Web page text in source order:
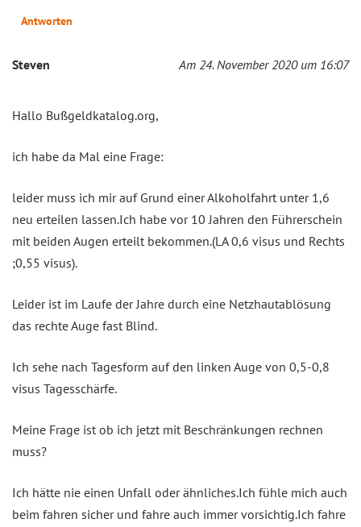
Antworten
Steven Am 24. November 2020 um 16:07
Hallo Bußgeldkatalog.org,
ich habe da Mal eine Frage:
leider muss ich mir auf Grund einer Alkoholfahrt unter 1,6
neu erteilen lassen.Ich habe vor 10 Jahren den Führerschein
mit beiden Augen erteilt bekommen.(LA 0,6 visus und Rechts
;0,55 visus).
Leider ist im Laufe der Jahre durch eine Netzhautablösung
das rechte Auge fast Blind.
Ich sehe nach Tagesform auf den linken Auge von 0,5-0,8
visus Tagesschärfe.
Meine Frage ist ob ich jetzt mit Beschränkungen rechnen
muss?
Ich hätte nie einen Unfall oder ähnliches.Ich fühle mich auch
beim fahren sicher und fahre auch immer vorsichtig.Ich fahre